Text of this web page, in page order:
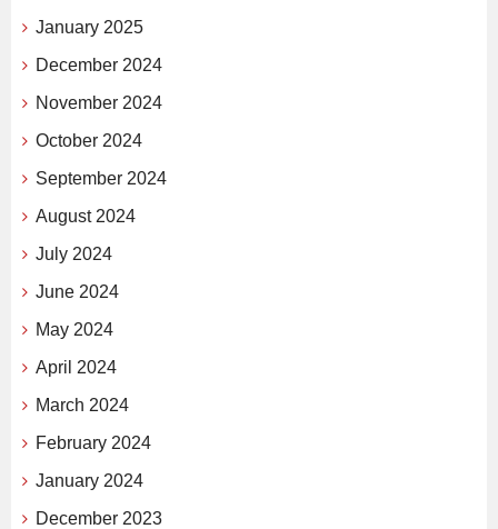
January 2025
December 2024
November 2024
October 2024
September 2024
August 2024
July 2024
June 2024
May 2024
April 2024
March 2024
February 2024
January 2024
December 2023